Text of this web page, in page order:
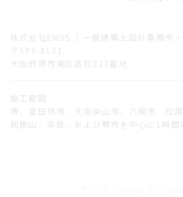
株式会社EMSS［ 一級建築士設計事務所・
〒599-8121
大阪府堺市東区高松323番地
施工範囲
堺、富田林市、大阪狭山市、八尾市、松
和歌山、奈良、および堺市を中心に1時間